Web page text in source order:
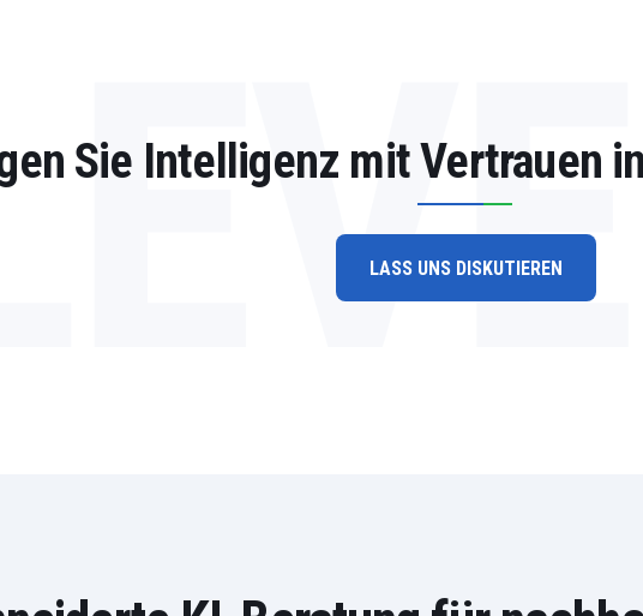
Sie Intelligenz mit Vertrauen
LASS UNS DISKUTIEREN